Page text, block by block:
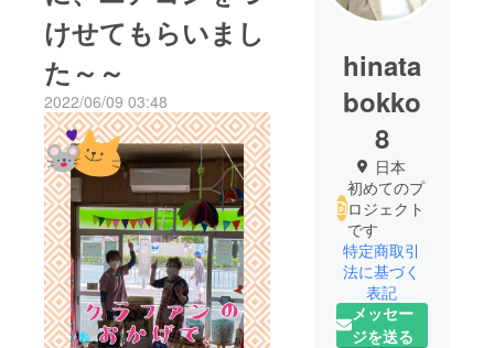
けせてもらいまし
た～～
2022/06/09 03:48
hinata
bokko
8
日本
初めてのプ
ロジェクト
です
特定商取引
法に基づく
表記
メッセー
ジを送る